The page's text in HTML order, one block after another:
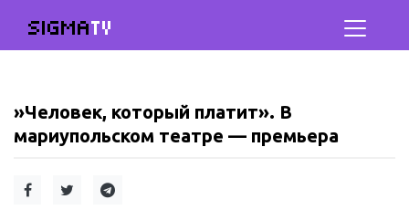
SIGMATV
»Человек, который платит». В
мариупольском театре — премьера